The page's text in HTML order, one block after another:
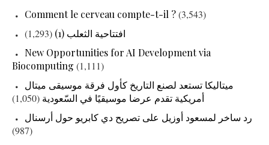
Comment le cerveau compte-t-il ?(3,543)
افتتاحية الثعلب (1)
(1,293)
New Opportunities for AI Development via
Biocomputing (1,111)
ميتاليكا تستعد لصنع التاريخ كأول فرقة موسيقى ميتال
أمريكية تقدم عرضا موسيقيًا في السّعودية (1,050)
رد ساخر لمسعود أوزيل على تصريح دي كابريو حول أرسنال
(987)